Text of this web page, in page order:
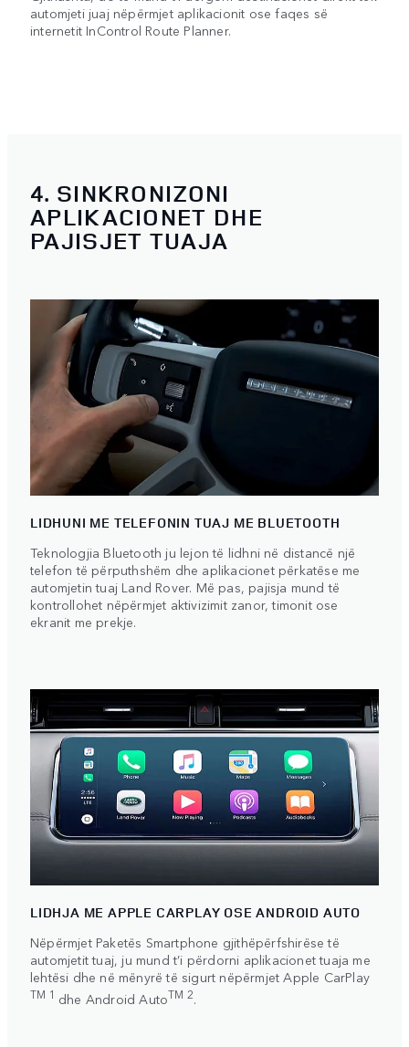
automjeti juaj nëpërmjet aplikacionit ose faqes së
internetit InControl Route Planner.
4. SINKRONIZONI
APLIKACIONET DHE
PAJISJET TUAJA
LIDHUNI ME TELEFONIN TUAJ ME BLUETOOTH
Teknologjia Bluetooth ju lejon të lidhni në distancë një
telefon të përputhshëm dhe aplikacionet përkatëse me
automjetin tuaj Land Rover. Më pas, pajisja mund të
kontrollohet nëpërmjet aktivizimit zanor, timonit ose
ekranit me prekje.
LIDHJA ME APPLE CARPLAY OSE ANDROID AUTO
Nëpërmjet Paketës Smartphone gjithëpërfshirëse të
automjetit tuaj, ju mund t’i përdorni aplikacionet tuaja me
lehtësi dhe në mënyrë të sigurt nëpërmjetApple CarPlay
TM 1 dhe Android AutoTM 2.